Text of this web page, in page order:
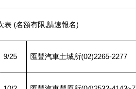
表 (名額有限,請速報名)
9/25 匯豐汽車土城所(02)2265-2277